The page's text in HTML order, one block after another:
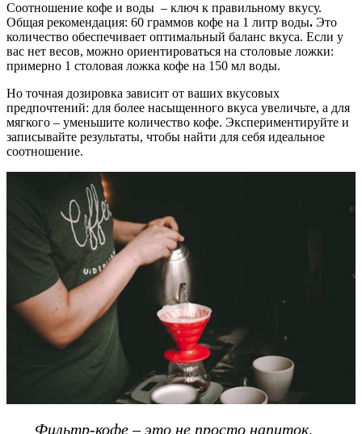
Соотношение кофе и воды – ключ к правильному вкусу.
Общая рекомендация: 60 граммов кофе на 1 литр воды. Это
количество обеспечивает оптимальный баланс вкуса. Если у
вас нет весов, можно ориентироваться на столовые ложки:
примерно 1 столовая ложка кофе на 150 мл воды.
Но точная дозировка зависит от ваших вкусовых
предпочтений: для более насыщенного вкуса увеличьте, а для
мягкого – уменьшите количество кофе. Экспериментируйте и
записывайте результаты, чтобы найти для себя идеальное
соотношение.
Фильтр-кофе – это не просто напиток,